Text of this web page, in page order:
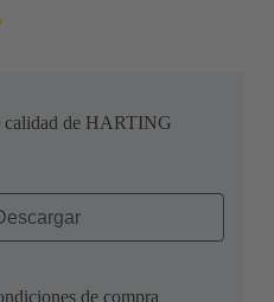
calidad de HARTING
de compra